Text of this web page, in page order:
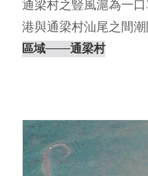
通梁村之豎風滬為一
港與通梁村汕尾之間
水道。根據離島出走團
區域───通梁村